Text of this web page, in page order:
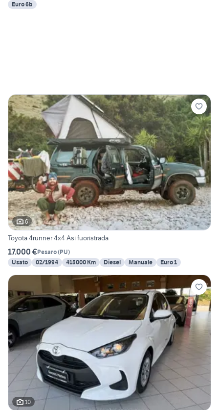
Euro 6b
6
Toyota 4runner 4x4 Asi fuoristrada
17.000 €Pesaro(PU)
Usato
02/1994 415000 Km Diesel Manuale Euro 1
10